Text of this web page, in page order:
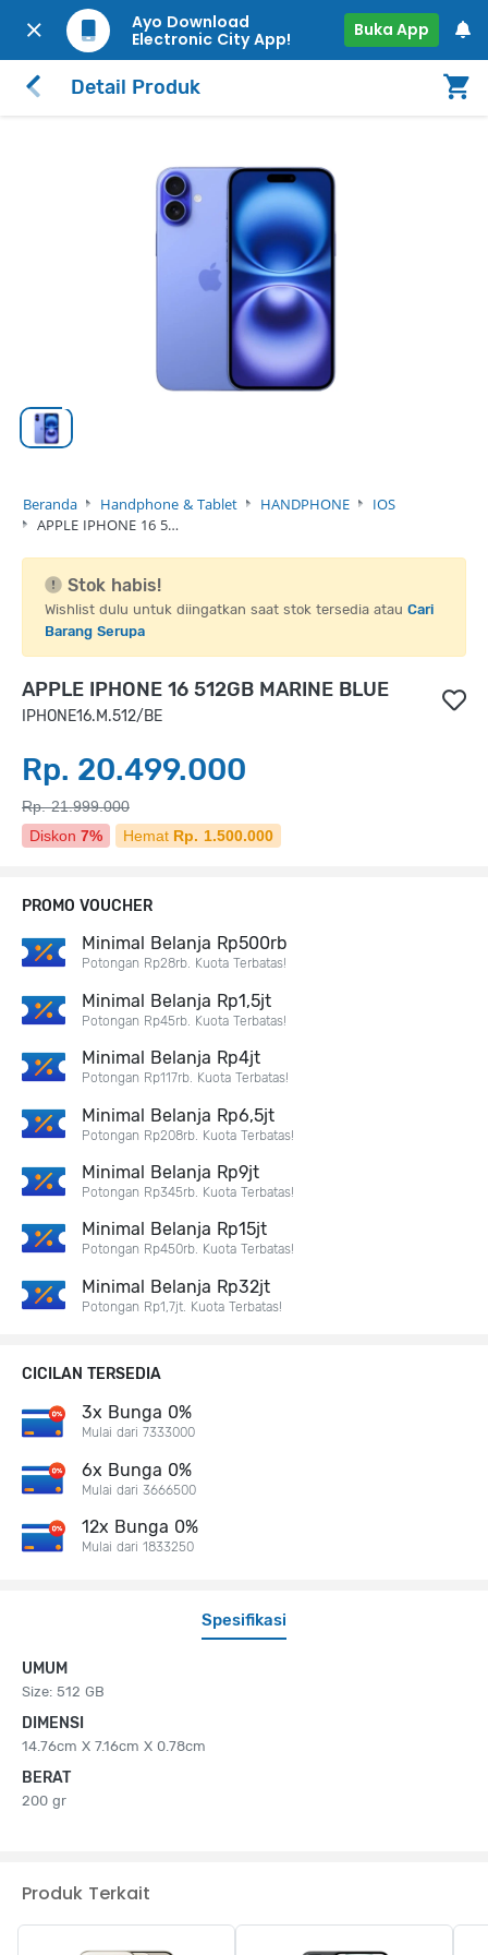
Ayo Download
Electronic City App!
Buka App
Detail Produk
Beranda Handphone & Tablet HANDPHONE
IOS
APPLE IPHONE 16 5…
Stok habis!
Wishlist dulu untuk diingatkan saat stok tersedia atau Cari
Barang Serupa
APPLE IPHONE 16 512GB MARINE BLUE
IPHONE16.M.512/BE
Rp. 20.499.000
Rp. 21.999.000
Diskon 7% Hemat Rp. 1.500.000
Spesifikasi
UMUM
Size: 512 GB
DIMENSI
14.76cm X 7.16cm X 0.78cm
BERAT
200 gr
PROMO VOUCHER
Minimal Belanja Rp500rb
Potongan Rp28rb. Kuota Terbatas!
Minimal Belanja Rp1,5jt
Potongan Rp45rb. Kuota Terbatas!
Minimal Belanja Rp4jt
Potongan Rp117rb. Kuota Terbatas!
Minimal Belanja Rp6,5jt
Potongan Rp208rb. Kuota Terbatas!
Minimal Belanja Rp9jt
Potongan Rp345rb. Kuota Terbatas!
Minimal Belanja Rp15jt
Potongan Rp450rb. Kuota Terbatas!
Minimal Belanja Rp32jt
Potongan Rp1,7jt. Kuota Terbatas!
CICILAN TERSEDIA
3x Bunga 0%
Mulai dari 7333000
6x Bunga 0%
Mulai dari 3666500
12x Bunga 0%
Mulai dari 1833250
Produk Terkait